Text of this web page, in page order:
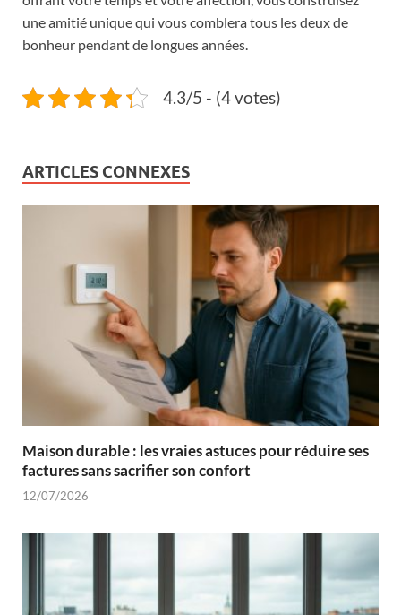
une amitié unique qui vous comblera tous les deux de
bonheur pendant de longues années.
4.3/5 - (4 votes)
ARTICLES CONNEXES
Maison durable : les vraies astuces pour réduire ses
factures sans sacrifier son confort
12/07/2026